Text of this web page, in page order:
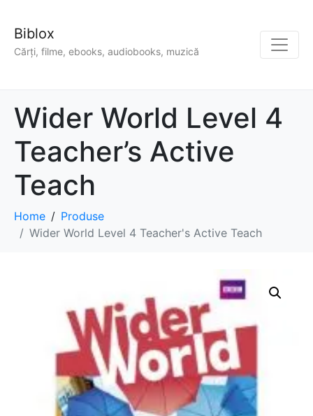
Biblox
Cărți, filme, ebooks, audiobooks, muzică
Wider World Level 4
Teacher’s Active
Teach
Home
Produse
Wider World Level 4 Teacher's Active Teach